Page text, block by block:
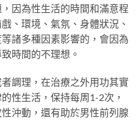
因為性生活的時間和滿意程
、環境、氣氛、身體狀況、
諸多種因素影響的，會因為
時間的不理想。
調理，在治療之外用功其實
性生活，保持每周1-2次，
沖動，還有助於男性前列腺